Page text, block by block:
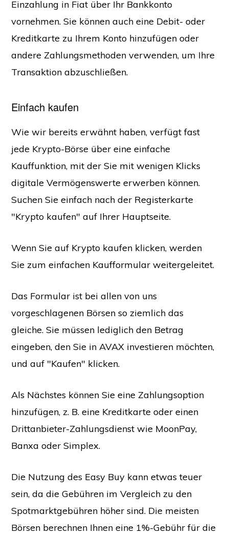
Einzahlung in Fiat über Ihr Bankkonto
vornehmen. Sie können auch eine Debit- oder
Kreditkarte zu Ihrem Konto hinzufügen oder
andere Zahlungsmethoden verwenden, um Ihre
Transaktion abzuschließen.
Einfach kaufen
Wie wir bereits erwähnt haben, verfügt fast
jede Krypto-Börse über eine einfache
Kauffunktion, mit der Sie mit wenigen Klicks
digitale Vermögenswerte erwerben können.
Suchen Sie einfach nach der Registerkarte
"Krypto kaufen" auf Ihrer Hauptseite.
Wenn Sie auf Krypto kaufen klicken, werden
Sie zum einfachen Kaufformular weitergeleitet.
Das Formular ist bei allen von uns
vorgeschlagenen Börsen so ziemlich das
gleiche. Sie müssen lediglich den Betrag
eingeben, den Sie in AVAX investieren möchten,
und auf "Kaufen" klicken.
Als Nächstes können Sie eine Zahlungsoption
hinzufügen, z. B. eine Kreditkarte oder einen
Drittanbieter-Zahlungsdienst wie MoonPay,
Banxa oder Simplex.
Die Nutzung des Easy Buy kann etwas teuer
sein, da die Gebühren im Vergleich zu den
Spotmarktgebühren höher sind. Die meisten
Börsen berechnen Ihnen eine 1%-Gebühr für die